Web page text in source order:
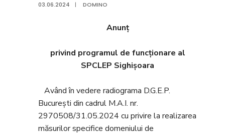
03.06.2024 | DOMINO
Anunț
privind programul de funcționare al
SPCLEP Sighișoara
Având în vedere radiograma D.G.E.P.
București din cadrul M.A.I. nr.
2970508/31.05.2024 cu privire la realizarea
măsurilor specifice domeniului de